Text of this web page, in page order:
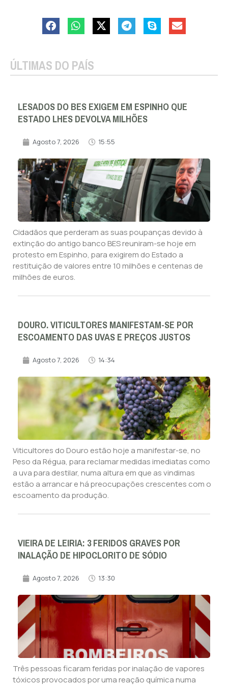
ÚLTIMAS DO PAÍS
LESADOS DO BES EXIGEM EM ESPINHO QUE
ESTADO LHES DEVOLVA MILHÕES
Agosto 7, 2026 15:55
Cidadãos que perderam as suas poupanças devido à
extinção do antigo banco BES reuniram-se hoje em
protesto em Espinho, para exigirem do Estado a
restituição de valores entre 10 milhões e centenas de
milhões de euros.
DOURO. VITICULTORES MANIFESTAM-SE POR
ESCOAMENTO DAS UVAS E PREÇOS JUSTOS
Agosto 7, 2026 14:34
Viticultores do Douro estão hoje a manifestar-se, no
Peso da Régua, para reclamar medidas imediatas como
a uva para destilar, numa altura em que as vindimas
estão a arrancar e há preocupações crescentes com o
escoamento da produção.
VIEIRA DE LEIRIA: 3 FERIDOS GRAVES POR
INALAÇÃO DE HIPOCLORITO DE SÓDIO
Agosto 7, 2026 13:30
Três pessoas ficaram feridas por inalação de vapores
tóxicos provocados por uma reação química numa